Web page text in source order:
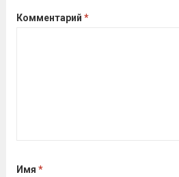
Комментарий *
Имя *